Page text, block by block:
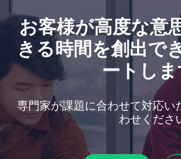
お客様が高度な意
きる時間を創出で
ートし
専門家が課題に合わせて対応い
わせくださ